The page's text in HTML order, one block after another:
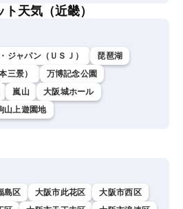
天気（近畿）
ジャパン（ＵＳＪ）
琵琶湖
三景）
万博記念公園
嵐山
大阪城ホール
山上遊園地
島区 大阪市此花区
大阪市西区